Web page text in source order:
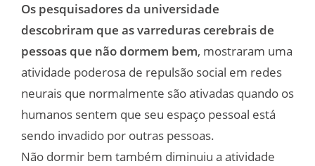
Os pesquisadores da universidade
descobriram que as varreduras cerebrais de
pessoas que não dormem bem, mostraram uma
atividade poderosa de repulsão social em redes
neurais que normalmente são ativadas quando os
humanos sentem que seu espaço pessoal está
sendo invadido por outras pessoas.
Não dormir bem também diminuiu a atividade